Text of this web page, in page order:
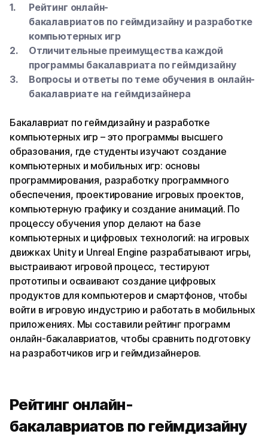
Рейтинг онлайн-
бакалавриатов по геймдизайну и разработке
компьютерных игр
Отличительные преимущества каждой
программы бакалавриата по геймдизайну
Вопросы и ответы по теме обучения в онлайн-
бакалавриате на геймдизайнера
Бакалавриат по геймдизайну и разработке
компьютерных игр – это программы высшего
образования, где студенты изучают создание
компьютерных и мобильных игр: основы
программирования, разработку программного
обеспечения, проектирование игровых проектов,
компьютерную графику и создание анимаций. По
процессу обучения упор делают на базе
компьютерных и цифровых технологий: на игровых
движках Unity и Unreal Engine разрабатывают игры,
выстраивают игровой процесс, тестируют
прототипы и осваивают создание цифровых
продуктов для компьютеров и смартфонов, чтобы
войти в игровую индустрию и работать в мобильных
приложениях. Мы составили рейтинг программ
онлайн-бакалавриатов, чтобы сравнить подготовку
на разработчиков игр и геймдизайнеров.
Рейтинг онлайн-
бакалавриатов по геймдизайну